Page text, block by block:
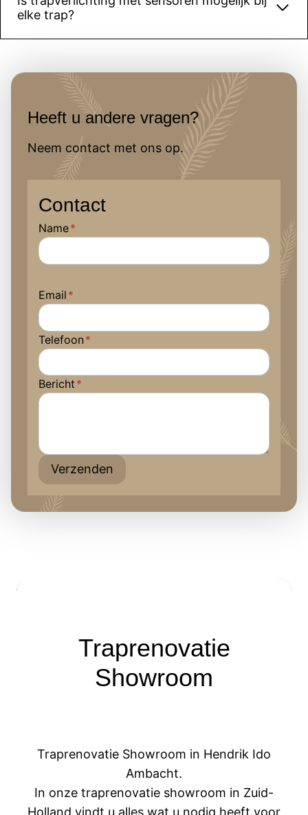
!
elke trap?
Heeft u andere vragen?
Neem contact met ons op.
Contact
Name*
Email *
Telefoon *
Bericht *
Verzenden
Traprenovatie
Showroom
Traprenovatie Showroom in Hendrik Ido
Ambacht.
In onze traprenovatie showroom in Zuid-
Holland vindt u alles wat u nodig heeft voor